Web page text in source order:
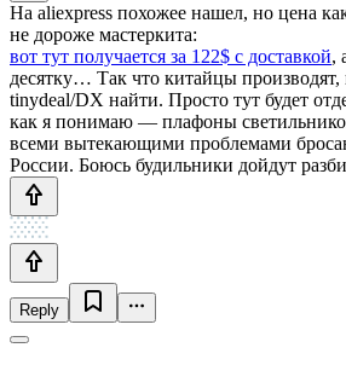
На aliexpress похожее нашел, но цена
не дороже мастеркита:
вот тут получается за 122$ с доставкой,
десятку… Так что китайцы
tinydeal/DX найти. Просто тут будет
как я понимаю — плафоны
всеми вытекающими проблемами
России. Боюсь будильники дойдут
Reply